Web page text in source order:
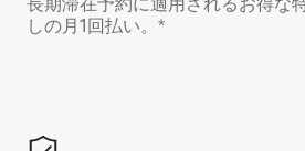
しの月1回払い。*